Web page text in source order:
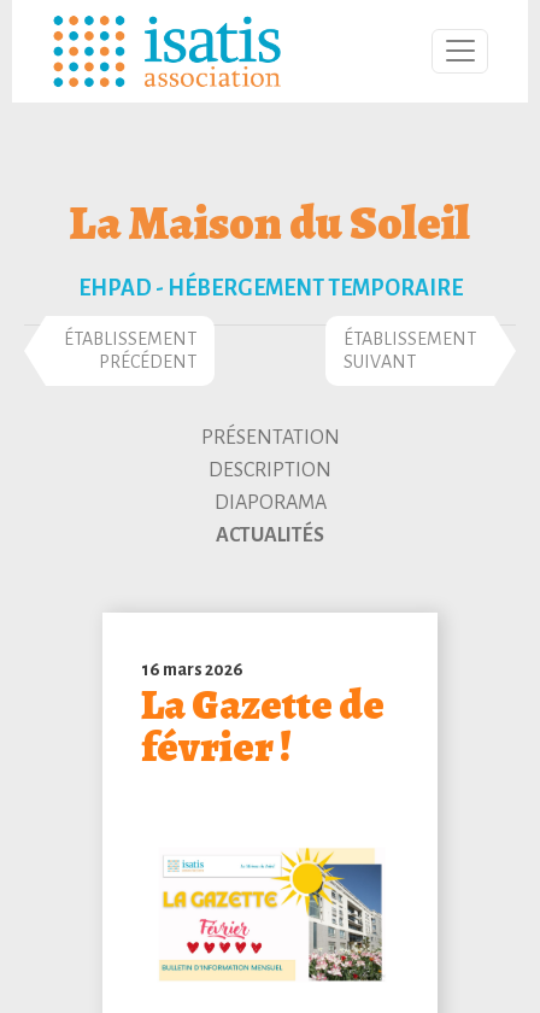
La Maison du Soleil
EHPAD - HÉBERGEMENT TEMPORAIRE
ÉTABLISSEMENT
PRÉCÉDENT
ÉTABLISSEMENT
SUIVANT
PRÉSENTATION
DESCRIPTION
DIAPORAMA
ACTUALITÉS
16 mars 2026
La Gazette de
février !